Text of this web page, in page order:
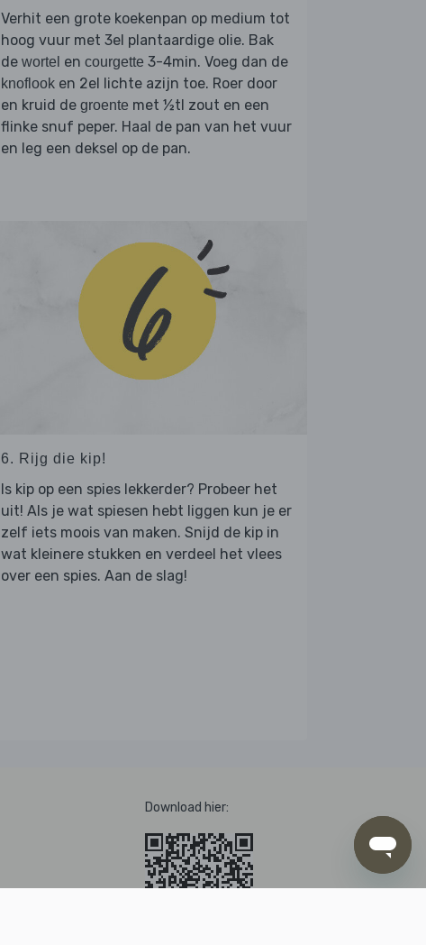
Verhit een grote koekenpan op medium tot
hoog vuur met 3el plantaardige olie. Bak
de wortel en courgette 3-4min. Voeg dan de
knoflook en 2el lichte azijn toe. Roer door
en kruid de groente met ½tl zout en een
flinke snuf peper. Haal de pan van het vuur
en leg een deksel op de pan.
6. Rijg die kip!
Is kip op een spies lekkerder? Probeer het
uit! Als je wat spiesen hebt liggen kun je er
zelf iets moois van maken. Snijd de kip in
wat kleinere stukken en verdeel het vlees
over een spies. Aan de slag!
Download hier: